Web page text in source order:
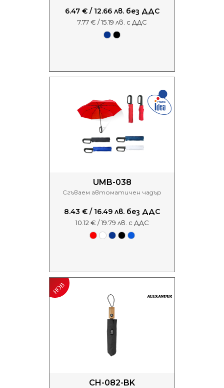
6.47 € / 12.66 лв. без ДДС
7.77 € / 15.19 лв. с ДДС
UMB-038
Сгъваем автоматичен чадър
8.43 € / 16.49 лв. без ДДС
10.12 € / 19.79 лв. с ДДС
CH-082-BK